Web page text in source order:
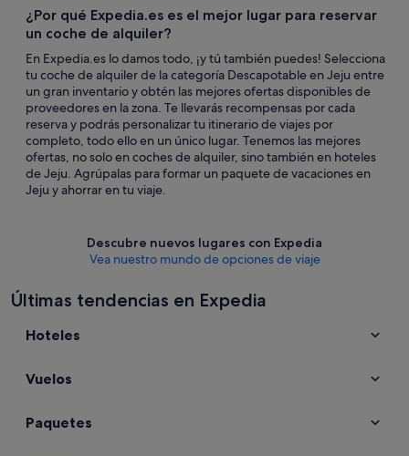
¿Por qué Expedia.es es el mejor lugar para reservar
un coche de alquiler?
En Expedia.es lo damos todo, ¡y tú también puedes! Selecciona
tu coche de alquiler de la categoría Descapotable en Jeju entre
un gran inventario y obtén las mejores ofertas disponibles de
proveedores en la zona. Te llevarás recompensas por cada
reserva y podrás personalizar tu itinerario de viajes por
completo, todo ello en un único lugar. Tenemos las mejores
ofertas, no solo en coches de alquiler, sino también en hoteles
de Jeju. Agrúpalas para formar un paquete de vacaciones en
Jeju y ahorrar en tu viaje.
Descubre nuevos lugares con Expedia
Vea nuestro mundo de opciones de viaje
Últimas tendencias en Expedia
Hoteles
Vuelos
Paquetes